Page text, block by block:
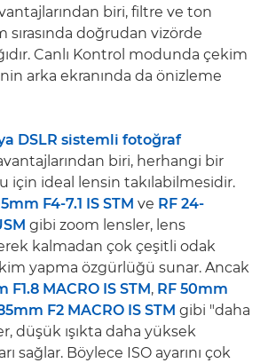
biri, filtre ve ton
doğrudan vizörde
Canlı Kontrol modunda çekim
arka ekranında da önizleme
DSLR sistemli fotoğraf
biri, herhangi bir
için ideal lensin takılabilmesidir.
F4-7.1 IS STM ve RF 24-
gibi zoom lensler, lens
kalmadan çok çeşitli odak
yapma özgürlüğü sunar. Ancak
F1.8 MACRO IS STM, RF 50mm
F2 MACRO IS STM gibi "daha
düşük ışıkta daha yüksek
sağlar. Böylece ISO ayarını çok